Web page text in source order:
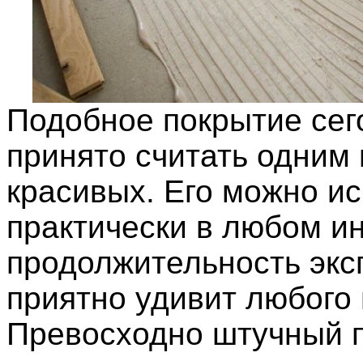
Подобное покрытие
принято считать
красивых. Его можно
практически в любом
продолжительность
приятно удивит любого
Превосходно штучный